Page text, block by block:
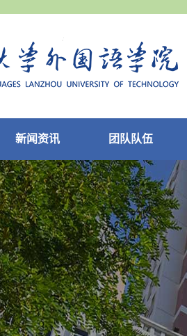
新闻资讯 团队队伍